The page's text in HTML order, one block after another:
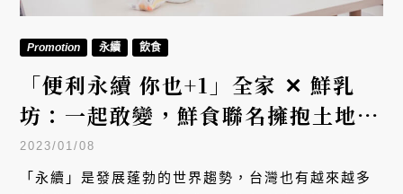
Promotion 永續 飲食
「便利永續 你也+1」全家 ✕ 鮮乳
坊：一起敢變，鮮食聯名擁抱土地價
值
2023/01/08
「永續」是發展蓬勃的世界趨勢，台灣也有越來越多